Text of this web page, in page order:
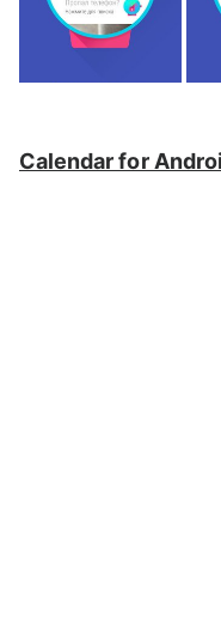
Calendar for